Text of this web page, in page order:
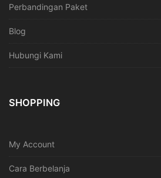
Perbandingan Paket
Blog
Hubungi Kami
SHOPPING
My Account
Cara Berbelanja